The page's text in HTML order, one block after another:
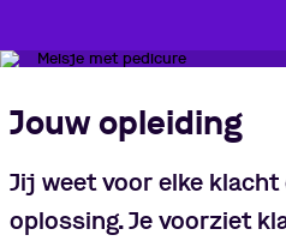
Jouw opleiding
Jij weet voor elke
oplossing. Je voorziet